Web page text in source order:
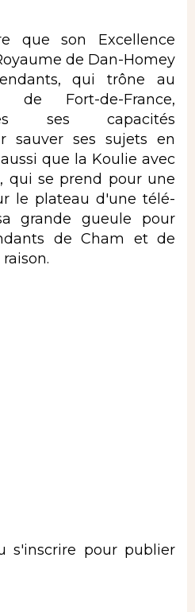
son Excellence
de Dan-Homey
qui trône au
de Fort-de-France,
ses capacités
sauver ses sujets en
que la Koulie avec
qui se prend pour une
le plateau d'une télé-
grande gueule pour
de Cham et de
s'inscrire pour publier